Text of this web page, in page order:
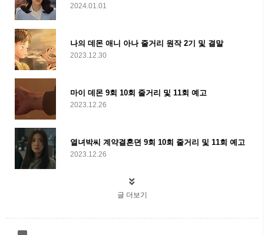
2024.01.01
나의 데몬 애니 아나 줄거리 원작 2기 및 결말
2023.12.30
마이 데몬 9회 10회 줄거리 및 11회 예고
2023.12.26
열녀박씨 계약결혼뎐 9회 10회 줄거리 및 11회 예고
2023.12.26
글 더보기